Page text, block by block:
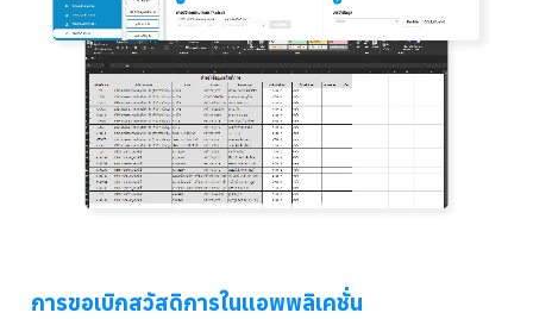
การขอเบิกสวัสดิการในแอพพลิเคชั่น